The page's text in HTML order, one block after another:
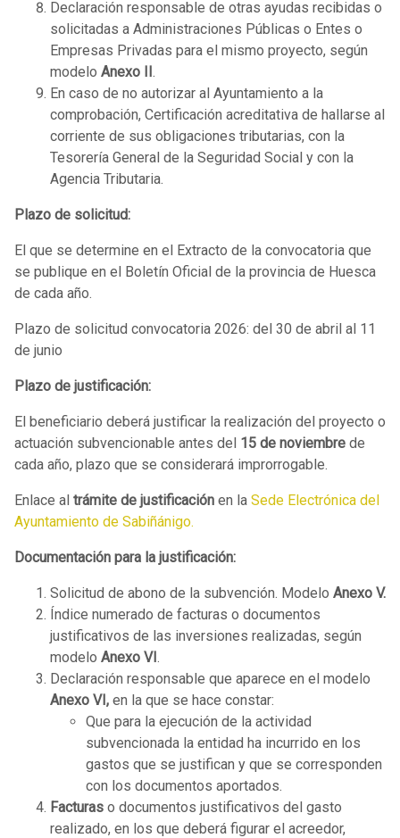
Declaración responsable de otras ayudas recibidas o
solicitadas a Administraciones Públicas o Entes o
Empresas Privadas para el mismo proyecto, según
modelo Anexo II.
En caso de no autorizar al Ayuntamiento a la
comprobación, Certificación acreditativa de hallarse al
corriente de sus obligaciones tributarias, con la
Tesorería General de la Seguridad Social y con la
Agencia Tributaria.
Plazo de solicitud:
El que se determine en el Extracto de la convocatoria que
se publique en el Boletín Oficial de la provincia de Huesca
de cada año.
Plazo de solicitud convocatoria 2026: del 30 de abril al 11
de junio
Plazo de justificación:
El beneficiario deberá justificar la realización del proyecto o
actuación subvencionable antes del 15 de noviembre de
cada año, plazo que se considerará improrrogable.
Enlace al trámite de justificación en la Sede Electrónica del
Ayuntamiento de Sabiñánigo.
Documentación para la justificación:
Solicitud de abono de la subvención. Modelo Anexo V.
Índice numerado de facturas o documentos
justificativos de las inversiones realizadas, según
modelo Anexo VI.
Declaración responsable que aparece en el modelo
Anexo VI, en la que se hace constar:
Que para la ejecución de la actividad
subvencionada la entidad ha incurrido en los
gastos que se justifican y que se corresponden
con los documentos aportados.
Facturas o documentos justificativos del gasto
realizado, en los que deberá figurar el acreedor,